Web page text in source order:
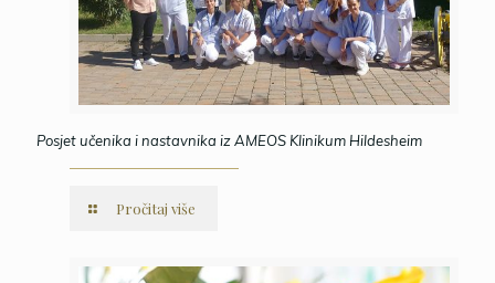
Posjet učenika i nastavnika iz AMEOS Klinikum Hildesheim
Pročitaj više